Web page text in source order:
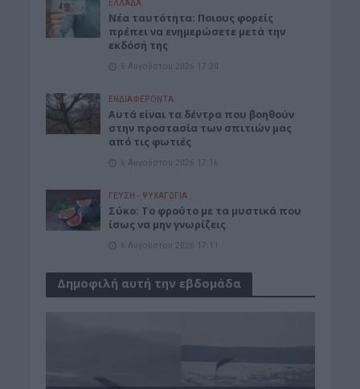
ΕΛΛΑΔΑ
Νέα ταυτότητα: Ποιους φορείς
πρέπει να ενημερώσετε μετά την
εκδόσή της
6 Αυγούστου 2026 17:20
ΕΝΔΙΑΦΕΡΟΝΤΑ
Αυτά είναι τα δέντρα που βοηθούν
στην προστασία των σπιτιών μας
από τις φωτιές
6 Αυγούστου 2026 17:16
ΓΕΎΣΗ - ΨΥΧΑΓΩΓΊΑ
Σύκο: Το φρούτο με τα μυστικά που
ίσως να μην γνωρίζεις
6 Αυγούστου 2026 17:11
Δημοφιλή αυτή την εβδομάδα